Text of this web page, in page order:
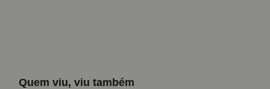
Quem viu, viu também